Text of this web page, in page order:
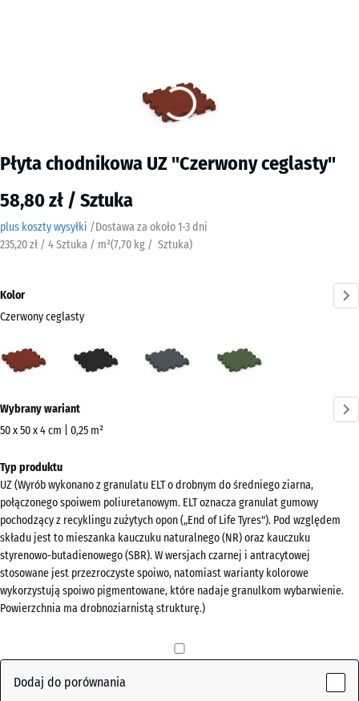
Płyta chodnikowa UZ "Czerwony ceglasty"
58,80 zł / Sztuka
plus koszty wysyłki /Dostawa za około​ ​ ​​​1-3 dni
235,20 zł / 4 Sztuka / m²(7,70 kg / Sztuka)
Kolor
Czerwony ceglasty
ceglasty
łupkowy
informacji
o
Pokaż
paletę
kolorów
Czerwony
ceglasty(active)
Szary
Wybrany wariant
50 x 50 x 4 cm | 0,25 m²
do
wysyłki
540
x
540
x
40
mm
niebiesko
obramowany
Typ produktu
UZ (Wyrób wykonano z granulatu ELT o drobnym do średniego ziarna,
połączonego spoiwem poliuretanowym. ELT oznacza granulat gumowy
pochodzący z recyklingu zużytych opon („End of Life Tyres"). Pod względem
składu jest to mieszanka kauczuku naturalnego (NR) oraz kauczuku
styrenowo-butadienowego (SBR). W wersjach czarnej i antracytowej
stosowane jest przezroczyste spoiwo, natomiast warianty kolorowe
wykorzystują spoiwo pigmentowane, które nadaje granulkom wybarwienie.
Powierzchnia ma drobnoziarnistą strukturę.)
Dodaj do porównania